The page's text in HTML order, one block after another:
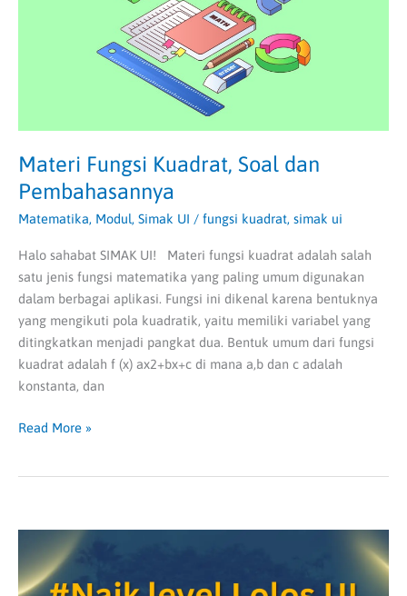
Materi Fungsi Kuadrat, Soal dan
Pembahasannya
Matematika, Modul, Simak UI / fungsi kuadrat, simak ui
Halo sahabat SIMAK UI! Materi fungsi kuadrat adalah salah
satu jenis fungsi matematika yang paling umum digunakan
dalam berbagai aplikasi. Fungsi ini dikenal karena bentuknya
yang mengikuti pola kuadratik, yaitu memiliki variabel yang
ditingkatkan menjadi pangkat dua. Bentuk umum dari fungsi
kuadrat adalah f (x) ax2+bx+c di mana a,b dan c adalah
konstanta, dan
Read More »